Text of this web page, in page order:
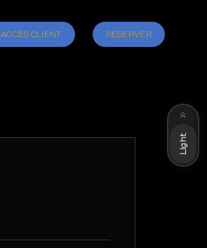
ACCÈS CLIENT RÉSERVER
Light
Dark